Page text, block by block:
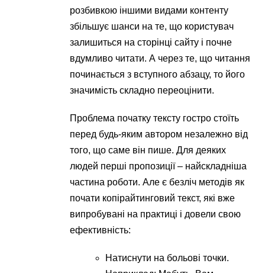
розбивкою іншими видами контенту
збільшує шанси на те, що користувач
залишиться на сторінці сайту і почне
вдумливо читати. А через те, що читання
починається з вступного абзацу, то його
значимість складно переоцінити.
Проблема початку тексту гостро стоїть
перед будь-яким автором незалежно від
того, що саме він пише. Для деяких
людей перші пропозиції – найскладніша
частина роботи. Але є безліч методів як
почати копірайтинговий текст, які вже
випробувані на практиці і довели свою
ефективність:
Натиснути на больові точки.